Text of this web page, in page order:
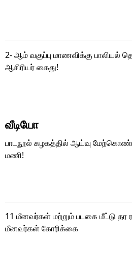
2- ஆம் வகுப்பு மாணவிக்கு பாலியல்
ஆசிரியர் கைது!
வீடியோ
பாடநூல் கழகத்தில் ஆய்வு
மணி!
11 மீனவர்கள் மற்றும் படகை மீட்டு தர
மீனவர்கள் கோரிக்கை